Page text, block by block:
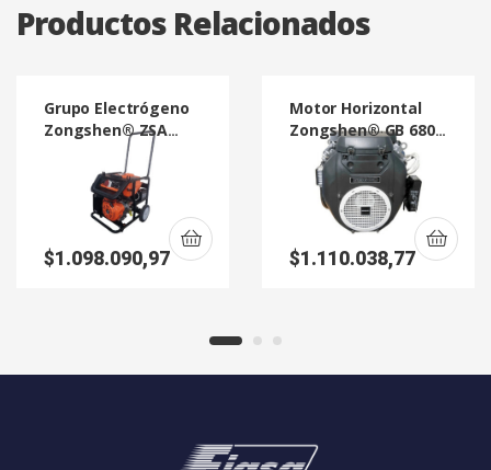
Productos Relacionados
Grupo Electrógeno
Zongshen® ZSA
4000 E 3,25 KVA
$1.098.090,97
Motor Horizontal
Zongshen® GB 680
Eje Recto
$1.110.038,77